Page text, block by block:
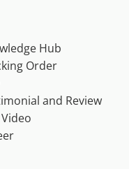
Hub
Order
and Review